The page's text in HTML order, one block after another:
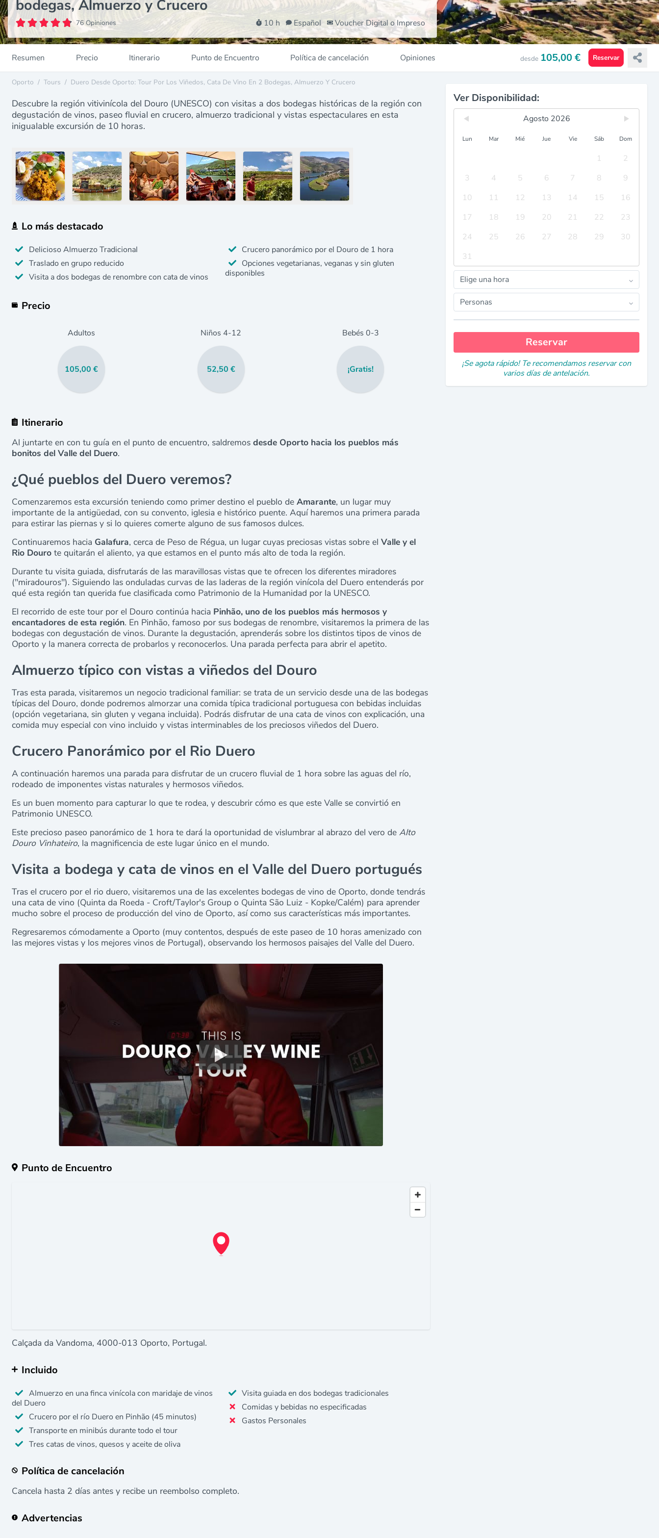
bodegas, Almuerzo y Crucero
76 Opiniones 10 h Español Voucher Digital o Impreso
Resumen Precio Itinerario Punto de Encuentro Política de cancelación Opiniones desde 105,00 € Reservar
Oporto / Tours / Duero Desde Oporto: Tour Por Los Viñedos, Cata De Vino En 2 Bodegas, Almuerzo Y Crucero
Descubre la región vitivinícola del Douro (UNESCO) con visitas a dos bodegas históricas de la región con
degustación de vinos, paseo fluvial en crucero, almuerzo tradicional y vistas espectaculares en esta
inigualable excursión de 10 horas.
Lo más destacado
Delicioso Almuerzo Tradicional
Traslado en grupo reducido
Visita a dos bodegas de renombre con cata de vinos
Crucero panorámico por el Douro de 1 hora
Opciones vegetarianas, veganas y sin gluten
disponibles
Precio
Adultos
105,00 €
Niños 4-12
52,50 €
Bebés 0-3
¡Gratis!
Itinerario
Al juntarte en con tu guía en el punto de encuentro, saldremos desde Oporto hacia los pueblos más
bonitos del Valle del Duero.
¿Qué pueblos del Duero veremos?
Comenzaremos esta excursión teniendo como primer destino el pueblo de Amarante, un lugar muy
importante de la antigüedad, con su convento, iglesia e histórico puente. Aquí haremos una primera parada
para estirar las piernas y si lo quieres comerte alguno de sus famosos dulces.
Continuaremos hacia Galafura, cerca de Peso de Régua, un lugar cuyas preciosas vistas sobre el Valle y el
Rio Douro te quitarán el aliento, ya que estamos en el punto más alto de toda la región.
Durante tu visita guiada, disfrutarás de las maravillosas vistas que te ofrecen los diferentes miradores
("miradouros"). Siguiendo las onduladas curvas de las laderas de la región vinícola del Duero entenderás por
qué esta región tan querida fue clasificada como Patrimonio de la Humanidad por la UNESCO.
El recorrido de este tour por el Douro continúa hacia Pinhão, uno de los pueblos más hermosos y
encantadores de esta región. En Pinhão, famoso por sus bodegas de renombre, visitaremos la primera de las
bodegas con degustación de vinos. Durante la degustación, aprenderás sobre los distintos tipos de vinos de
Oporto y la manera correcta de probarlos y reconocerlos. Una parada perfecta para abrir el apetito.
Almuerzo típico con vistas a viñedos del Douro
Tras esta parada, visitaremos un negocio tradicional familiar: se trata de un servicio desde una de las bodegas
típicas del Douro, donde podremos almorzar una comida típica tradicional portuguesa con bebidas incluidas
(opción vegetariana, sin gluten y vegana incluida). Podrás disfrutar de una cata de vinos con explicación, una
comida muy especial con vino incluido y vistas interminables de los preciosos viñedos del Duero.
Crucero Panorámico por el Rio Duero
A continuación haremos una parada para disfrutar de un crucero fluvial de 1 hora sobre las aguas del río,
rodeado de imponentes vistas naturales y hermosos viñedos.
Es un buen momento para capturar lo que te rodea, y descubrir cómo es que este Valle se convirtió en
Patrimonio UNESCO.
Este precioso paseo panorámico de 1 hora te dará la oportunidad de vislumbrar al abrazo del vero de Alto
Douro Vinhateiro, la magnificencia de este lugar único en el mundo.
Visita a bodega y cata de vinos en el Valle del Duero portugués
Tras el crucero por el rio duero, visitaremos una de las excelentes bodegas de vino de Oporto, donde tendrás
una cata de vino (Quinta da Roeda - Croft/Taylor's Group o Quinta São Luiz - Kopke/Calém) para aprender
mucho sobre el proceso de producción del vino de Oporto, así como sus características más importantes.
Regresaremos cómodamente a Oporto (muy contentos, después de este paseo de 10 horas amenizado con
las mejores vistas y los mejores vinos de Portugal), observando los hermosos paisajes del Valle del Duero.
Punto de Encuentro
Calçada da Vandoma, 4000-013 Oporto, Portugal.
Incluido
Almuerzo en una finca vinícola con maridaje de vinos
del Duero
Crucero por el río Duero en Pinhão (45 minutos)
Transporte en minibús durante todo el tour
Tres catas de vinos, quesos y aceite de oliva
Visita guiada en dos bodegas tradicionales
Comidas y bebidas no especificadas
Gastos Personales
Política de cancelación
Cancela hasta 2 días antes y recibe un reembolso completo.
Advertencias
Ver Disponibilidad:
Agosto 2026
Lun Mar Mié Jue Vie Sáb Dom
1
2
3
4 5 6 7 8
9
10
11 12 13 14 15
16
17
18 19 20 21 22
23
24
25 26 27 28 29
30
31
Elige una hora
Personas
Reservar
¡Se agota rápido! Te recomendamos reservar con
varios días de antelación.